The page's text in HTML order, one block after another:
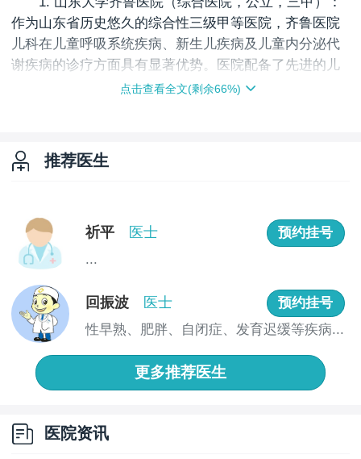
作为山东省历史悠久的综合性三级甲等医院，齐鲁医院
儿科在儿童呼吸系统疾病、新生儿疾病及儿童内分泌代
谢疾病的诊疗方面具有显著优势。医院配备了先进的儿
童专用诊疗设备，拥有由主任医师、副主任医师等高级
2. 济南市人民医院（综合医院，公立，三甲）：济
性疾病和免疫系统疾病的诊疗方面具有突出专长。医院
配备了先进的儿童专用诊疗设备，儿科团队由多名资深
儿科专家组成，确保患儿能够得到专业的治疗。
3. 济南市儿童医院（专科医院，公立，三甲）：作
为济南市一家三级甲等儿童专科医院，济南市儿童医院
在儿童呼吸、心血管、神经、内分泌等系统疾病的诊疗
方面具有显著优势。医院拥有专业的儿科医疗团队，配
备了先进的儿童专用诊疗设备，致力于为儿童提供、医
4. 山东省立医院（综合医院，公立，三甲）：山东
点击查看全文(剩余66%)
推荐医生
祈平 医士
预约挂号
...
回振波 医士
预约挂号
性早熟、肥胖、自闭症、发育迟缓等疾病...
更多推荐医生
医院资讯